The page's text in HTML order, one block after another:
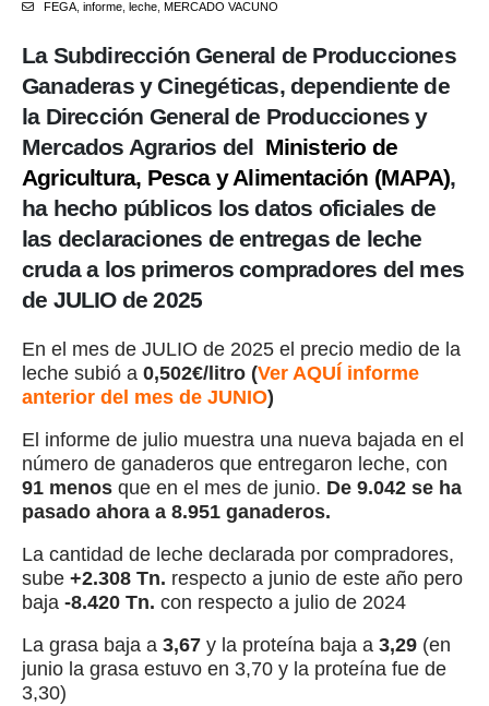
FEGA, informe, leche, MERCADO VACUNO
La Subdirección General de Producciones
Ganaderas y Cinegéticas, dependiente de
la Dirección General de Producciones y
Mercados Agrarios del Ministerio de
Agricultura, Pesca y Alimentación (MAPA),
ha hecho públicos los datos oficiales de
las declaraciones de entregas de leche
cruda a los primeros compradores del mes
de JULIO de 2025
En el mes de JULIO de 2025 el precio medio de la
leche subió a 0,502€/litro (Ver AQUÍ informe
anterior del mes de JUNIO)
El informe de julio muestra una nueva bajada en el
número de ganaderos que entregaron leche, con
91 menos que en el mes de junio. De 9.042 se ha
pasado ahora a 8.951 ganaderos.
La cantidad de leche declarada por compradores,
sube +2.308 Tn. respecto a junio de este año pero
baja -8.420 Tn. con respecto a julio de 2024
La grasa baja a 3,67 y la proteína baja a 3,29 (en
junio la grasa estuvo en 3,70 y la proteína fue de
3,30)